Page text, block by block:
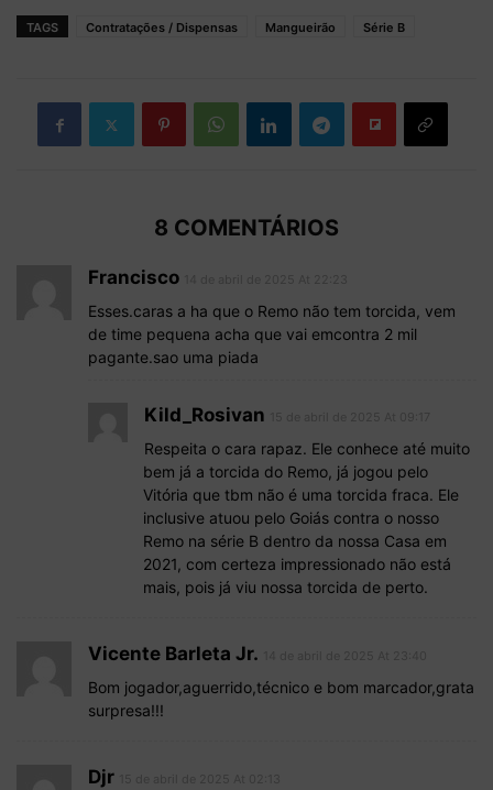
TAGS Contratações / Dispensas Mangueirão Série B
8 COMENTÁRIOS
Francisco
Esses.caras a ha que o Remo não tem torcida, vem
de time pequena acha que vai emcontra 2 mil
pagante.sao uma piada
Kild_Rosivan
Respeita o cara rapaz. Ele conhece até muito
bem já a torcida do Remo, já jogou pelo
Vitória que tbm não é uma torcida fraca. Ele
inclusive atuou pelo Goiás contra o nosso
Remo na série B dentro da nossa Casa em
2021, com certeza impressionado não está
mais, pois já viu nossa torcida de perto.
Vicente Barleta Jr.
Bom jogador,aguerrido,técnico e bom marcador,grata
surpresa!!!
Djr